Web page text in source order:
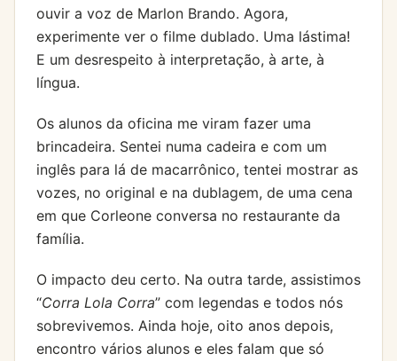
ouvir a voz de Marlon Brando. Agora,
experimente ver o filme dublado. Uma lástima!
E um desrespeito à interpretação, à arte, à
língua.
Os alunos da oficina me viram fazer uma
brincadeira. Sentei numa cadeira e com um
inglês para lá de macarrônico, tentei mostrar as
vozes, no original e na dublagem, de uma cena
em que Corleone conversa no restaurante da
família.
O impacto deu certo. Na outra tarde, assistimos
“Corra Lola Corra” com legendas e todos nós
sobrevivemos. Ainda hoje, oito anos depois,
encontro vários alunos e eles falam que só